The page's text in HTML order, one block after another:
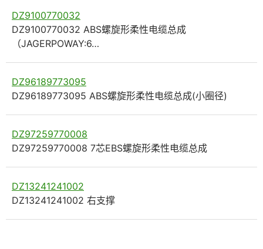
DZ9100770032
DZ9100770032 ABS螺旋形柔性电缆总成
（JAGERPOWAY:6…
DZ96189773095
DZ96189773095 ABS螺旋形柔性电缆总成(小圈径)
DZ97259770008
DZ97259770008 7芯EBS螺旋形柔性电缆总成
DZ13241241002
DZ13241241002 右支撑